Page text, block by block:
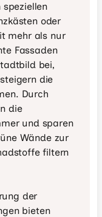
oder
mehr als nur
Fassaden
bei,
die
Durch
die
und sparen
Wände zur
filtern
der
bieten